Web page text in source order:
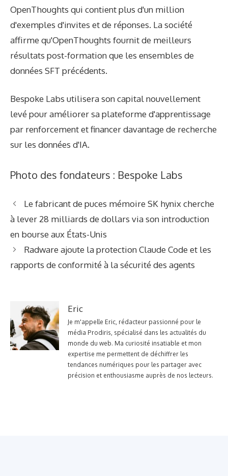
OpenThoughts qui contient plus d'un million
d'exemples d'invites et de réponses. La société
affirme qu'OpenThoughts fournit de meilleurs
résultats post-formation que les ensembles de
données SFT précédents.
Bespoke Labs utilisera son capital nouvellement
levé pour améliorer sa plateforme d'apprentissage
par renforcement et financer davantage de recherche
sur les données d'IA.
Photo des fondateurs : Bespoke Labs
Le fabricant de puces mémoire SK hynix cherche
à lever 28 milliards de dollars via son introduction
en bourse aux États-Unis
Radware ajoute la protection Claude Code et les
rapports de conformité à la sécurité des agents
Eric
Je m'appelle Eric, rédacteur passionné pour le
média Prodiris, spécialisé dans les actualités du
monde du web. Ma curiosité insatiable et mon
expertise me permettent de déchiffrer les
tendances numériques pour les partager avec
précision et enthousiasme auprès de nos lecteurs.